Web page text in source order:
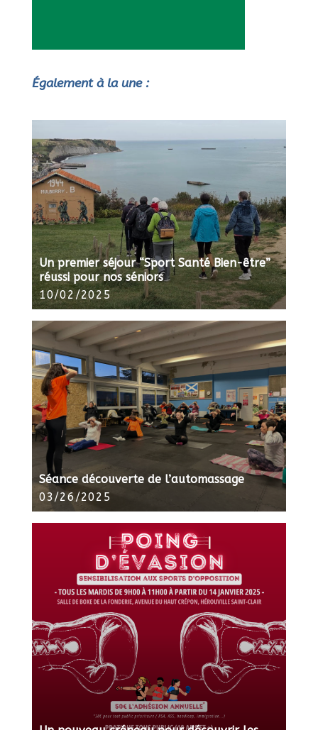
Également à la une :
Un premier séjour “Sport Santé Bien-être”
réussi pour nos séniors
10/02/2025
Séance découverte de l’automassage
03/26/2025